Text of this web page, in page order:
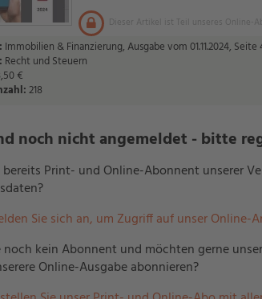
Dieser Artikel ist Teil unseres Online-
Immobilien & Finanzierung, Ausgabe vom 01.11.2024, Seite
Recht und Steuern
€
218
noch nicht angemeldet - bitte
bereits Print- und Online-Abonnent unserer
Sie sich an, um Zugriff auf unser Online-
noch kein Abonnent und möchten gerne
Online-Ausgabe abonnieren?